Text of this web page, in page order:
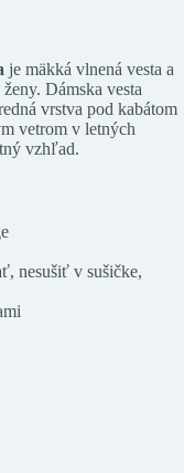
je mäkká vlnená vesta a
Dámska vesta
vrstva pod kabátom
vetrom v letných
vzhľad.
nesušiť v sušičke,